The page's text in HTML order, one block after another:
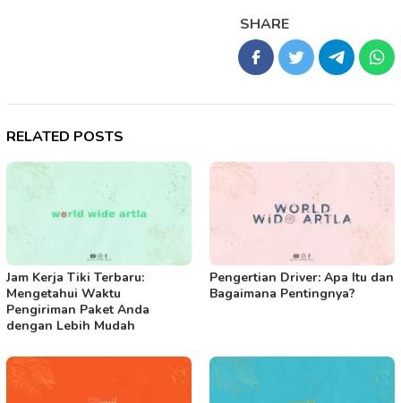
SHARE
RELATED POSTS
Jam Kerja Tiki Terbaru:
Mengetahui Waktu
Pengiriman Paket Anda
dengan Lebih Mudah
Pengertian Driver: Apa Itu dan
Bagaimana Pentingnya?